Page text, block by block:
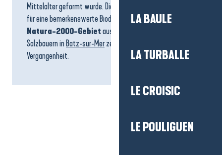
LA BAULE
LA TURBALLE
LE CROISIC
LE POULIGUEN
Mittelalter geformt wurde. Dieses Gebiet ist ein Refugium
für eine bemerkenswerte Biodiversität und wurde als
Natura-2000-Gebietausgewiesen. Die Dörfer der
Salzbauern in Batz-sur-Merzeugen von dieser salzigen
Vergangenheit.